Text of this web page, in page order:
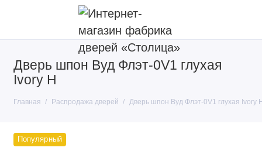
Дверь шпон Вуд Флэт-0V1 глухая
Ivory H
Главная Распродажа дверей Дверь шпон Вуд Флэт-0V1 глухая Ivory
Популярный